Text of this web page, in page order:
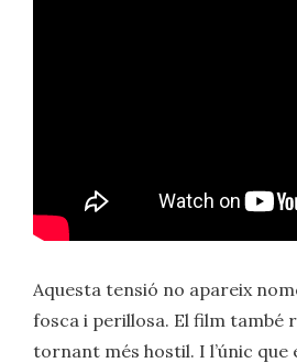
Aquesta tensió no apareix
fosca i perillosa. El film també
tornant més hostil. I l’únic